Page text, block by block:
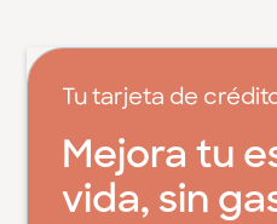
Tu tarjeta de
Mejora tu
vida, sin